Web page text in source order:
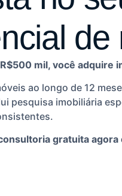
de
mil, você adquire
ao longo de 12
pesquisa imobiliária
gratuita